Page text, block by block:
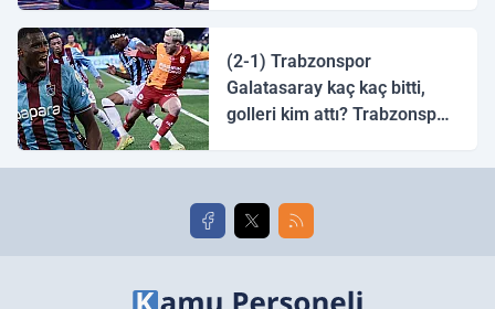
(2-1) Trabzonspor
Galatasaray kaç kaç bitti,
golleri kim attı? Trabzonspor
golleri!